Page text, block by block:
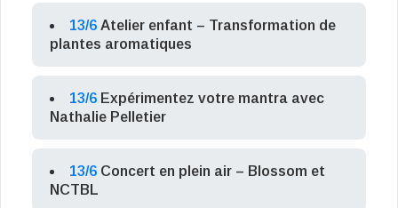
13/6 Atelier enfant – Transformation de
plantes aromatiques
13/6 Expérimentez votre mantra avec
Nathalie Pelletier
13/6 Concert en plein air – Blossom et
NCTBL